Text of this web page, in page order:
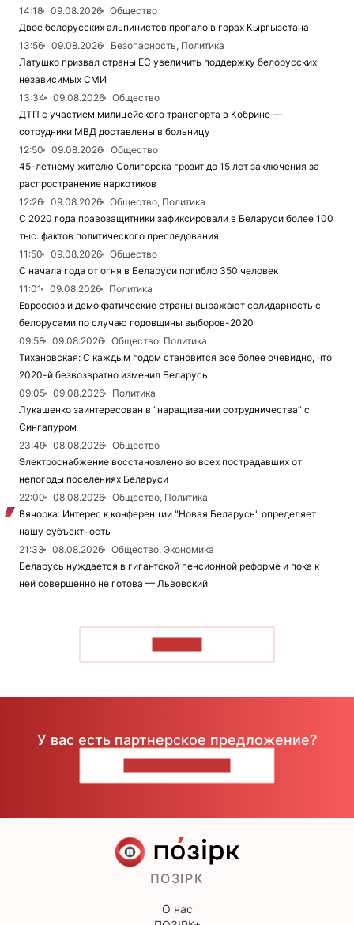
14:18
09.08.2026
Общество
Двое белорусских альпинистов пропало в горах Кыргызстана
13:56
09.08.2026
Безопасность, Политика
Латушко призвал страны ЕС увеличить поддержку белорусских
независимых СМИ
13:34
09.08.2026
Общество
ДТП с участием милицейского транспорта в Кобрине —
сотрудники МВД доставлены в больницу
12:50
09.08.2026
Общество
45-летнему жителю Солигорска грозит до 15 лет заключения за
распространение наркотиков
12:26
09.08.2026
Общество, Политика
С 2020 года правозащитники зафиксировали в Беларуси более 100
тыс. фактов политического преследования
11:50
09.08.2026
Общество
С начала года от огня в Беларуси погибло 350 человек
11:01
09.08.2026
Политика
Евросоюз и демократические страны выражают солидарность с
белорусами по случаю годовщины выборов-2020
09:58
09.08.2026
Общество, Политика
Тихановская: С каждым годом становится все более очевидно, что
2020-й безвозвратно изменил Беларусь
09:05
09.08.2026
Политика
Лукашенко заинтересован в “наращивании сотрудничества” с
Сингапуром
23:49
08.08.2026
Общество
Электроснабжение восстановлено во всех пострадавших от
непогоды поселениях Беларуси
22:00
08.08.2026
Общество, Политика
Вячорка: Интерес к конференции "Новая Беларусь" определяет
нашу субъектность
21:33
08.08.2026
Общество, Экономика
Беларусь нуждается в гигантской пенсионной реформе и пока к
ней совершенно не готова — Львовский
У вас есть партнерское предложение?
ПОЗІРК
О нас